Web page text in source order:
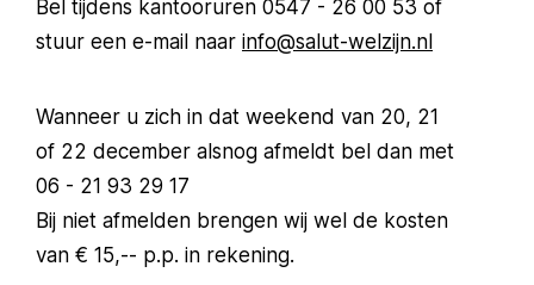
Bel tijdens kantooruren 0547 - 26 00 53 of
stuur een e-mail naar info@salut-welzijn.nl
Wanneer u zich in dat weekend van 20, 21
of 22 december alsnog afmeldt bel dan met
06 - 21 93 29 17
Bij niet afmelden brengen wij wel de kosten
van € 15,-- p.p. in rekening.